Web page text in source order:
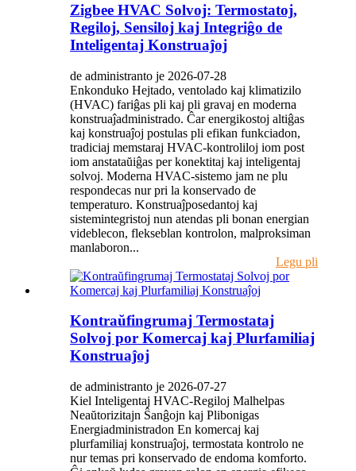
Zigbee HVAC Solvoj: Termostatoj,
Regiloj, Sensiloj kaj Integriĝo de
Inteligentaj Konstruaĵoj
de administranto je 2026-07-28
Enkonduko Hejtado, ventolado kaj klimatizilo
(HVAC) fariĝas pli kaj pli gravaj en moderna
konstruaĵadministrado. Ĉar energikostoj altiĝas
kaj konstruaĵoj postulas pli efikan funkciadon,
tradiciaj memstaraj HVAC-kontroliloj iom post
iom anstataŭiĝas per konektitaj kaj inteligentaj
solvoj. Moderna HVAC-sistemo jam ne plu
respondecas nur pri la konservado de
temperaturo. Konstruaĵposedantoj kaj
sistemintegristoj nun atendas pli bonan energian
videblecon, flekseblan kontrolon, malproksiman
manlaboron...
Legu pli
Kontraŭfingrumaj Termostataj
Solvoj por Komercaj kaj Plurfamiliaj
Konstruaĵoj
de administranto je 2026-07-27
Kiel Inteligentaj HVAC-Regiloj Malhelpas
Neaŭtorizitajn Ŝanĝojn kaj Plibonigas
Energiadministradon En komercaj kaj
plurfamiliaj konstruaĵoj, termostata kontrolo ne
nur temas pri konservado de endoma komforto.